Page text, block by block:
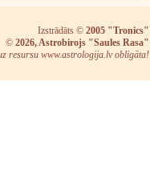
Izstrādāts © 2005 "Tronics"
© 2026, Astrobirojs "Saules Rasa"
resursu www.astrologija.lv obligāta!